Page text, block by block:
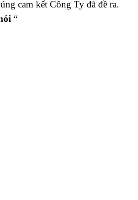
cam kết Công Ty đã đề ra.
“